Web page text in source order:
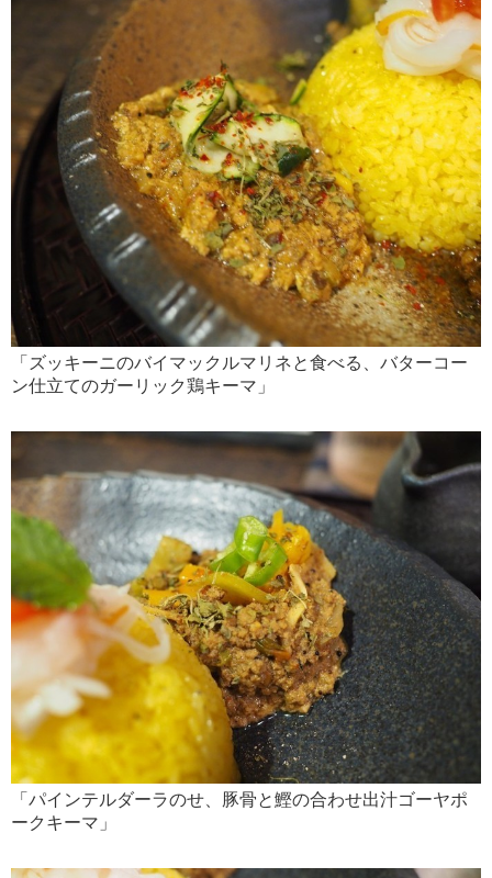
「ズッキーニのバイマックルマリネと食べる、バターコー
ン仕立てのガーリック鶏キーマ」
「パインテルダーラのせ、豚骨と鰹の合わせ出汁ゴーヤポ
ークキーマ」